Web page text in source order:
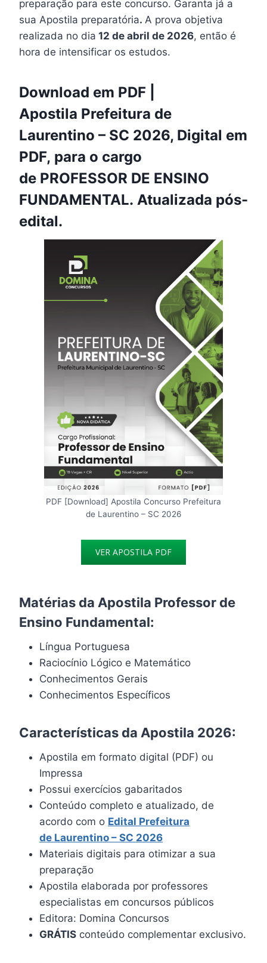
preparação para este concurso. Garanta já a
sua Apostila preparatória. A prova objetiva
realizada no dia 12 de abril de 2026, então é
hora de intensificar os estudos.
Download em PDF |
Apostila Prefeitura de
Laurentino – SC 2026, Digital em
PDF, para o cargo
de PROFESSOR DE ENSINO
FUNDAMENTAL. Atualizada pós-
edital.
PDF [Download] Apostila Concurso Prefeitura
de Laurentino – SC 2026
VER APOSTILA PDF
Matérias da Apostila Professor de
Ensino Fundamental:
Língua Portuguesa
Raciocínio Lógico e Matemático
Conhecimentos Gerais
Conhecimentos Específicos
Características da Apostila 2026:
Apostila em formato digital (PDF) ou
Impressa
Possui exercícios gabaritados
Conteúdo completo e atualizado, de
acordo com o Edital Prefeitura
de Laurentino – SC 2026
Materiais digitais para otimizar a sua
preparação
Apostila elaborada por professores
especialistas em concursos públicos
Editora: Domina Concursos
GRÁTIS conteúdo complementar exclusivo.